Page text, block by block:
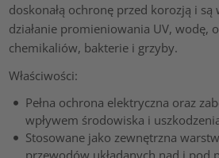
doskonałą ochronę przed korozją i są
działanie promieniowania UV, wodę,
chemikaliów, bakterie i grzyby.
Właściwości:
Pełna ochrona elektryczna oraz
wpływem środowiska i
Stosowane jako zewnętrzna